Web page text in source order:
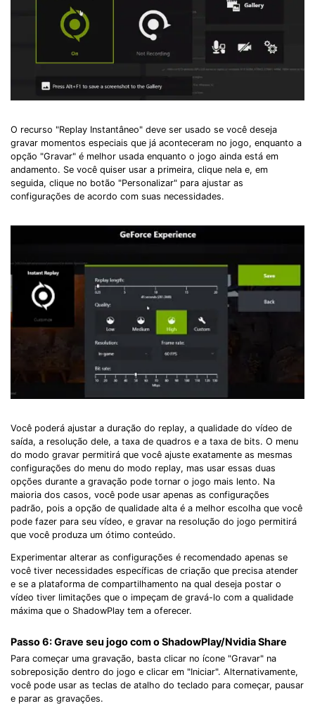
O recurso "Replay Instantâneo" deve ser usado se você deseja
gravar momentos especiais que já aconteceram no jogo, enquanto a
opção "Gravar" é melhor usada enquanto o jogo ainda está em
andamento. Se você quiser usar a primeira, clique nela e, em
seguida, clique no botão "Personalizar" para ajustar as
configurações de acordo com suas necessidades.
Você poderá ajustar a duração do replay, a qualidade do vídeo de
saída, a resolução dele, a taxa de quadros e a taxa de bits. O menu
do modo gravar permitirá que você ajuste exatamente as mesmas
configurações do menu do modo replay, mas usar essas duas
opções durante a gravação pode tornar o jogo mais lento. Na
maioria dos casos, você pode usar apenas as configurações
padrão, pois a opção de qualidade alta é a melhor escolha que você
pode fazer para seu vídeo, e gravar na resolução do jogo permitirá
que você produza um ótimo conteúdo.
Experimentar alterar as configurações é recomendado apenas se
você tiver necessidades específicas de criação que precisa atender
e se a plataforma de compartilhamento na qual deseja postar o
vídeo tiver limitações que o impeçam de gravá-lo com a qualidade
máxima que o ShadowPlay tem a oferecer.
Passo 6: Grave seu jogo com o ShadowPlay/Nvidia Share
Para começar uma gravação, basta clicar no ícone "Gravar" na
sobreposição dentro do jogo e clicar em "Iniciar". Alternativamente,
você pode usar as teclas de atalho do teclado para começar, pausar
e parar as gravações.